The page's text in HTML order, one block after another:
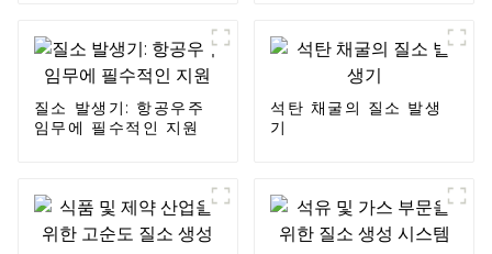
질소 발생기: 항공우주
임무에 필수적인 지원
석탄 채굴의 질소 발생
기